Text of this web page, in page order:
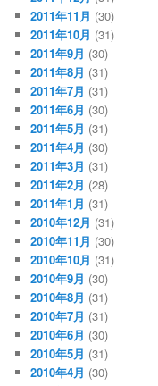
2011年11月 (30)
2011年10月 (31)
2011年9月 (30)
2011年8月 (31)
2011年7月 (31)
2011年6月 (30)
2011年5月 (31)
2011年4月 (30)
2011年3月 (31)
2011年2月 (28)
2011年1月 (31)
2010年12月 (31)
2010年11月 (30)
2010年10月 (31)
2010年9月 (30)
2010年8月 (31)
2010年7月 (31)
2010年6月 (30)
2010年5月 (31)
2010年4月 (30)